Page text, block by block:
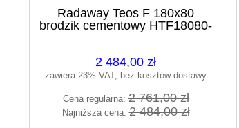
Radaway Teos F 180x80
brodzik cementowy HTF18080-
2 484,00 zł
zawiera 23% VAT, bez kosztów dostawy
Cena regularna:2 761,00 zł
Najniższa cena:2 484,00 zł